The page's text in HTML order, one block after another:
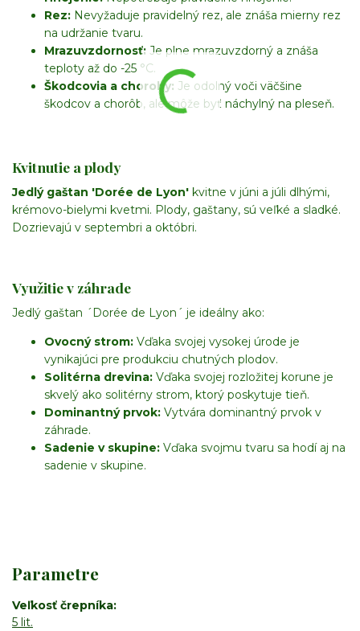
Rez: Nevyžaduje pravidelný rez, ale znáša mierny rez
na udržanie tvaru.
Mrazuvzdornosť: Je plne mrazuvzdorný a znáša
teploty až do -25 °C.
Škodcovia a choroby: Je odolný voči väčšine
škodcov a chorôb, ale môže byť náchylný na pleseň.
Kvitnutie a plody
Jedlý gaštan 'Dorée de Lyon' kvitne v júni a júli dlhými,
krémovo-bielymi kvetmi. Plody, gaštany, sú veľké a sladké.
Dozrievajú v septembri a októbri.
Využitie v záhrade
Jedlý gaštan ´Dorée de Lyon´ je ideálny ako:
Ovocný strom: Vďaka svojej vysokej úrode je
vynikajúci pre produkciu chutných plodov.
Solitérna drevina: Vďaka svojej rozložitej korune je
skvelý ako solitérny strom, ktorý poskytuje tieň.
Dominantný prvok: Vytvára dominantný prvok v
záhrade.
Sadenie v skupine: Vďaka svojmu tvaru sa hodí aj na
sadenie v skupine.
Parametre
Veľkosť črepníka
5 lit.